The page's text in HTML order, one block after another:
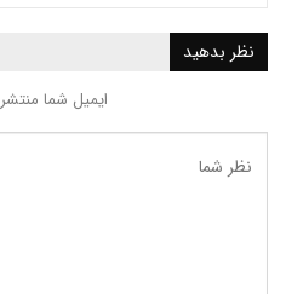
ایمیل شما منتشر نخواهد شد